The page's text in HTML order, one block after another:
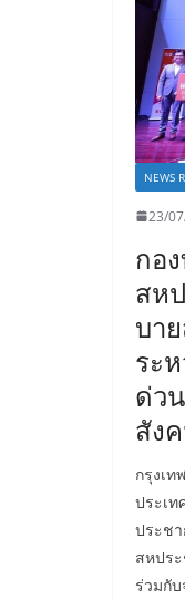
NEWS
23/
กอ
สห
บา
ระ
ด่ว
สัง
กรุงเท
ประเท
ประช
สหปร
ร่วมกั